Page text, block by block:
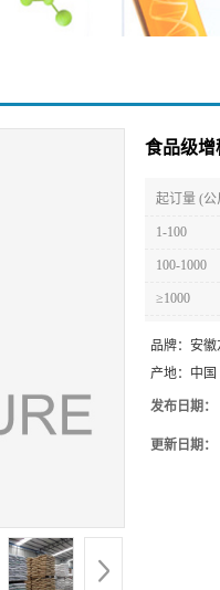
食品级增
起订量 (公
1-100
100-1000
≥1000
品牌： 安徽
产地： 中国
发布日期：
更新日期：